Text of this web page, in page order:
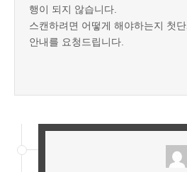
행이 되지 않습니다.
스캔하려면 어떻게 해야하는지 첫
안내를 요청드립니다.